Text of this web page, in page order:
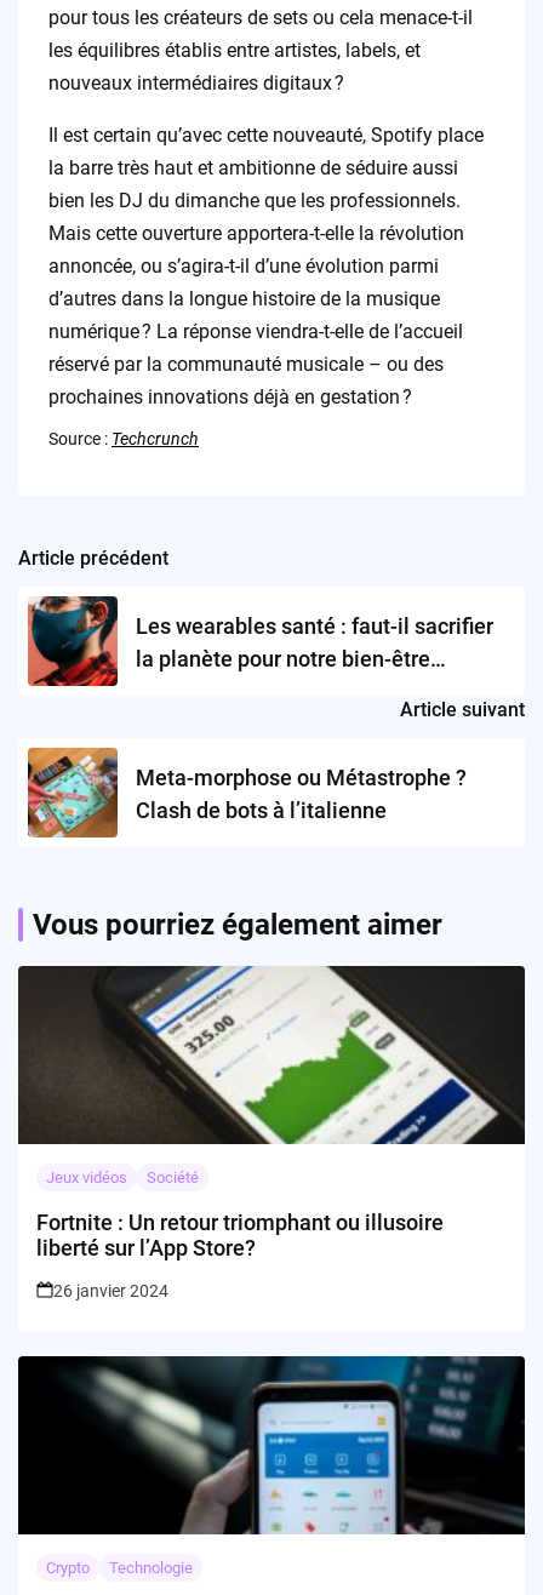
pour tous les créateurs de sets ou cela menace-t-il
les équilibres établis entre artistes, labels, et
nouveaux intermédiaires digitaux ?
Il est certain qu’avec cette nouveauté, Spotify place
la barre très haut et ambitionne de séduire aussi
bien les DJ du dimanche que les professionnels.
Mais cette ouverture apportera-t-elle la révolution
annoncée, ou s’agira-t-il d’une évolution parmi
d’autres dans la longue histoire de la musique
numérique ? La réponse viendra-t-elle de l’accueil
réservé par la communauté musicale – ou des
prochaines innovations déjà en gestation ?
Source : Techcrunch
Post
navigation
Article précédent
Les wearables santé : faut-il sacrifier
la planète pour notre bien-être
Article suivant
Meta-morphose ou Métastrophe ?
Clash de bots à l’italienne
Vous pourriez également aimer
Jeux vidéos Société
Fortnite : Un retour triomphant ou illusoire
liberté sur l’App Store?
26 janvier 2024
Crypto Technologie